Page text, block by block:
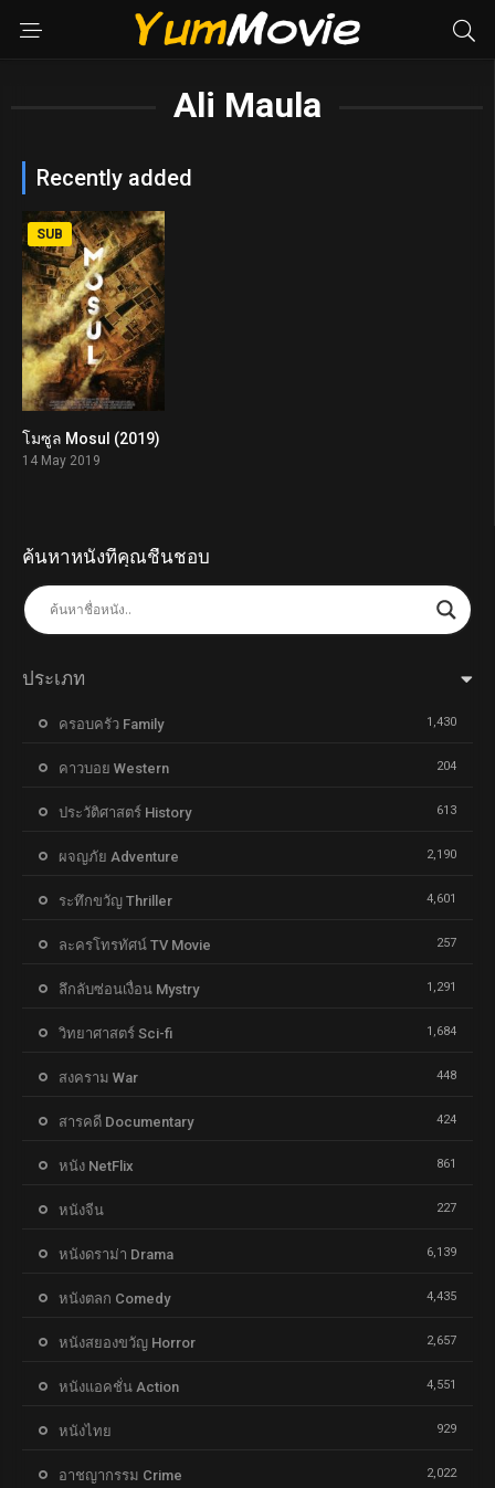
Ali Maula
Recently added
8.3
SUB
โมซูล Mosul (2019)
14 May 2019
ค้นหาหนังที่คุณชื่นชอบ
ประเภท
ครอบครัว Family 1,430
คาวบอย Western 204
ประวัติศาสตร์ History 613
ผจญภัย Adventure 2,190
ระทึกขวัญ Thriller 4,601
ละครโทรทัศน์ TV Movie 257
ลึกลับซ่อนเงื่อน Mystry 1,291
วิทยาศาสตร์ Sci-fi 1,684
สงคราม War 448
สารคดี Documentary 424
หนัง NetFlix 861
หนังจีน 227
หนังดราม่า Drama 6,139
หนังตลก Comedy 4,435
หนังสยองขวัญ Horror 2,657
หนังแอคชั่น Action 4,551
หนังไทย 929
อาชญากรรม Crime 2,022